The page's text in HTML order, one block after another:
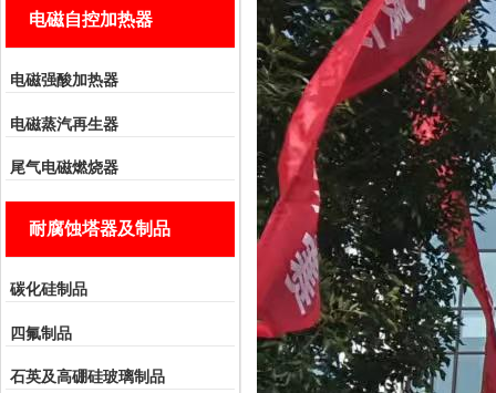
电磁自控加热器
电磁强酸加热器
电磁蒸汽再生器
尾气电磁燃烧器
耐腐蚀塔器及制品
碳化硅制品
四氟制品
石英及高硼硅玻璃制品